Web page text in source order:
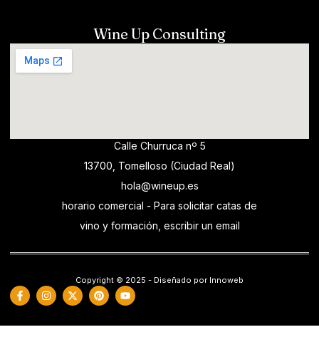
Wine Up Consulting
Calle Churruca nº 5
13700, Tomelloso (Ciudad Real)
hola@wineup.es
horario comercial - Para solicitar catas de
vino y formación, escribir un email
Copyright © 2025 - Diseñado por Innoweb